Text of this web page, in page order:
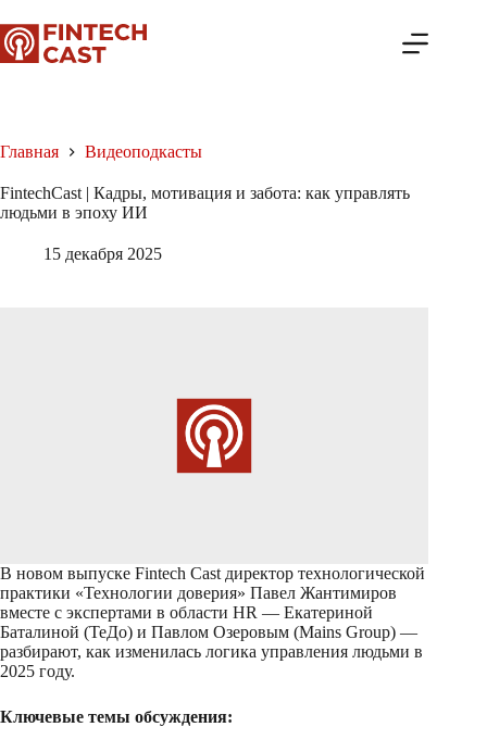
к
сути
Главная Видеоподкасты
FintechCast | Кадры, мотивация и забота: как управлять
людьми в эпоху ИИ
15 декабря 2025
В новом выпуске Fintech Cast директор технологической
практики «Технологии доверия» Павел Жантимиров
вместе с экспертами в области HR — Екатериной
Баталиной (ТеДо) и Павлом Озеровым (Mains Group) —
разбирают, как изменилась логика управления людьми в
2025 году.
Ключевые темы обсуждения: